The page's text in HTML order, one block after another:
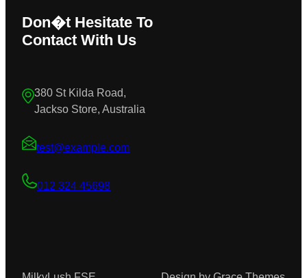
Don�t Hesitate To
Contact With Us
380 St Kilda Road,
Jackso Store, Australia
test@example.com
012 324 45698